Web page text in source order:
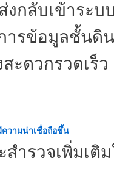
งกลับเข้าระ
ารข้อมูลชั้นดิ
ะดวกรวดเร็
วามน่าเชื่อถือขึ้น
สำรวจเพิ่มเ